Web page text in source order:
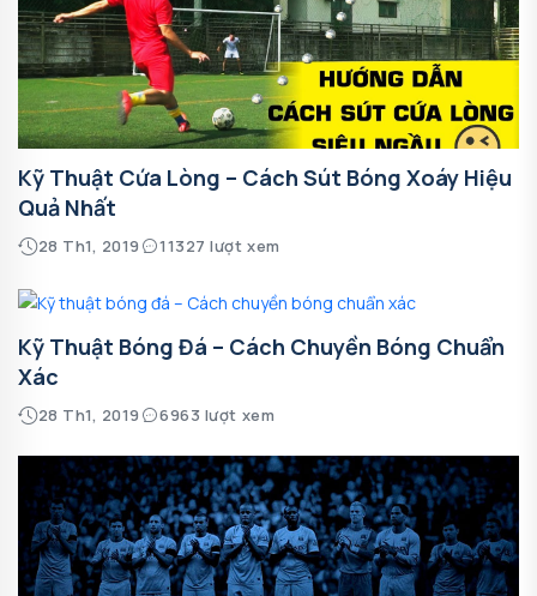
Kỹ Thuật Cứa Lòng – Cách Sút Bóng Xoáy Hiệu
Quả Nhất
28 Th1, 2019 11327 lượt xem
Kỹ Thuật Bóng Đá – Cách Chuyền Bóng Chuẩn
Xác
28 Th1, 2019 6963 lượt xem